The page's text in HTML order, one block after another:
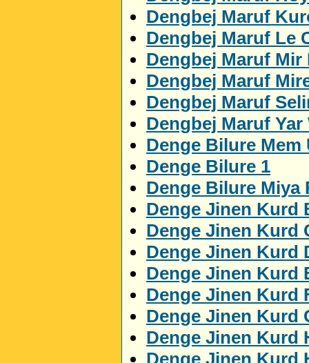
Dengbej Maruf
Dengbej Maruf Le
Dengbej Maruf Mir
Dengbej Maruf
Dengbej Maruf
Dengbej Maruf Yar
Denge Bilure Mem
Denge Bilure 1
Denge Bilure Miya
Denge Jinen Kurd
Denge Jinen Kurd
Denge Jinen Kurd
Denge Jinen Kurd
Denge Jinen Kurd
Denge Jinen Kurd
Denge Jinen Kurd
Denge Jinen Kurd